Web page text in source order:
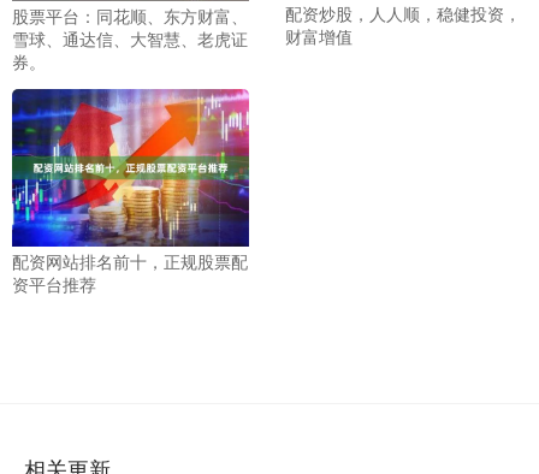
股票平台：同花顺、东方财富、
雪球、通达信、大智慧、老虎证
券。
配资炒股，人人顺，稳健投资，
财富增值
配资网站排名前十，正规股票配
资平台推荐